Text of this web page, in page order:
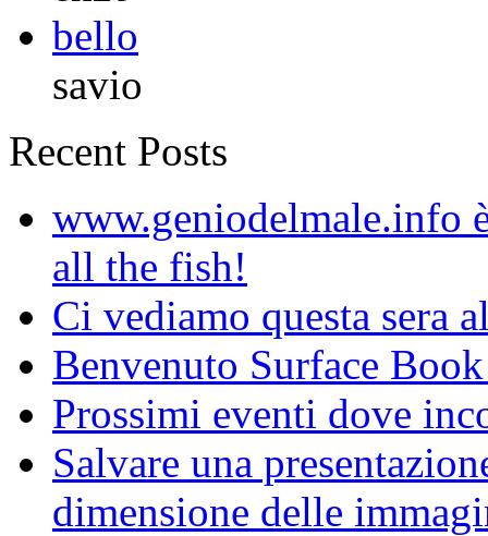
bello
savio
Recent Posts
www.geniodelmale.info
all the fish!
Ci vediamo questa sera
Benvenuto Surface
Prossimi eventi dove
Salvare una
dimensione delle